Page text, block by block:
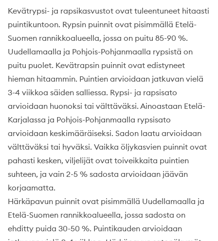
Kevätrypsi- ja rapsikasvustot ovat tuleentuneet hitaasti
puintikuntoon. Rypsin puinnit ovat pisimmällä Etelä-
Suomen rannikkoalueella, jossa on puitu 85-90 %.
Uudellamaalla ja Pohjois-Pohjanmaalla rypsistä on
puitu puolet. Kevätrapsin puinnit ovat edistyneet
hieman hitaammin. Puintien arvioidaan jatkuvan vielä
3-4 viikkoa säiden salliessa. Rypsi- ja rapsisato
arvioidaan huonoksi tai välttäväksi. Ainoastaan Etelä-
Karjalassa ja Pohjois-Pohjanmaalla rypsisato
arvioidaan keskimääräiseksi. Sadon laatu arvioidaan
välttäväksi tai hyväksi. Vaikka öljykasvien puinnit ovat
pahasti kesken, viljelijät ovat toiveikkaita puintien
suhteen, ja vain 2-5 % sadosta arvioidaan jäävän
korjaamatta.
Härkäpavun puinnit ovat pisimmällä Uudellamaalla ja
Etelä-Suomen rannikkoalueella, jossa sadosta on
ehditty puida 30-50 %. Puintikauden arvioidaan